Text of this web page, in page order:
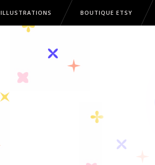
ILLUSTRATIONS BOUTIQUE ETSY